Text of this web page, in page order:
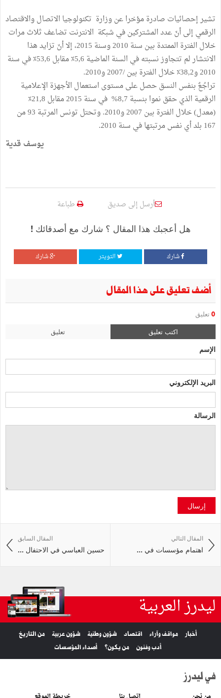
تشير إحصائيات صادرة مؤخرا عن وزارة تكنولوجيا الاتصال والاقتصاد
الرقمي إلى أنّ عدد المشتركين في شبكة الانترنت تضاعف ثلاث مرات
خلال الفترة الممتدة بين سنة 2010 وسنة 2015، إلا أنّ تزايد هذا
الانتشار لم تتجاوز نسبته في السنة الماضية 5,6٪‏ مقابل 53,6٪‏ في سنة
2010 و38,2٪‏ خلال الفترة بين /2007 و2010.
تراجُعٌ بنفس النسق حصل على مستوى استعمال الأجهزة الإعلامية
الرقمية الذي حقق نموا بنسبة 8,7% في سنة 2015 مقابل 21,8٪‏
(معدل) خلال الفترة بين 2007 و2010. وتحتل تونس المرتبة 93 من
167 بلد أي نفس مرتبتها في سنة 2010.
يوسف قدية
أرسل إلى صديق طباعة
هل أعجبك هذا المقال ؟ شارك مع أصدقائك !
شارك التويتر شارك
أضف تعليق على هذا المقال
0 تعليق
اكتب تعليق تعليق
الإسم
البريد الإلكتروني
الرسالة
إرسال
المقال السابق
حسين العباسي في الاحتفال ...
المقال التالي
اهتمام مؤسسات في ...
ليدرز العربية
أخبار مواقف وآراء اقتصاد شؤون وطنية شؤون عربية
من التاريخ
أدب وفنون
من يكون؟ أصداء المؤسسات
في ليدرز